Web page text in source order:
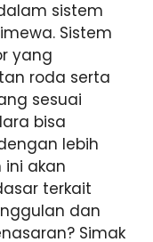
sistem
Sistem
yang
roda serta
sesuai
bisa
lebih
ini akan
terkait
dan
Simak